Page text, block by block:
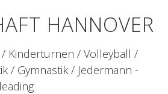
HANNOVER
Kinderturnen / Volleyball /
/ Gymnastik / Jedermann -